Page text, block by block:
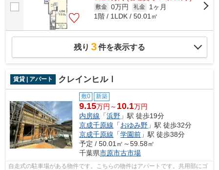
敷金 0万円 礼金
1ヶ月
1階 / 1LDK / 50.01㎡
残り 3件を表示する
賃貸 | アパート クレインヒルⅠ
敷0 新築
9.15万円～ 10.1万円
内房線 「浜野 」駅 徒歩19分
京成千原線 「おゆみ野 」駅 徒歩32分
京成千原線 「学園前 」駅 徒歩38分
予定 / 50.01㎡～59.58㎡
千葉県市原市古市場
自走式の駐車場がある物件です。こちらの物件はアパートです。共用部にゴ